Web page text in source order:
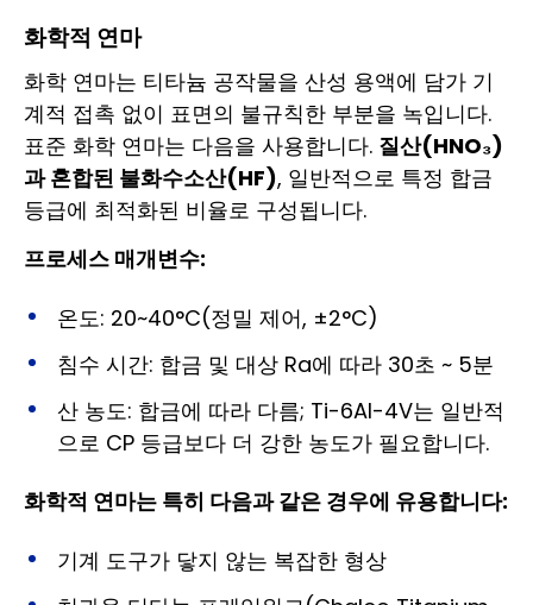
화학적 연마
화학 연마는 티타늄 공작물을 산성 용액에 담가 기
계적 접촉 없이 표면의 불규칙한 부분을 녹입니다.
표준 화학 연마는 다음을 사용합니다. 질산(HNO₃)
과 혼합된 불화수소산(HF), 일반적으로 특정 합금
등급에 최적화된 비율로 구성됩니다.
프로세스 매개변수:
온도: 20~40°C(정밀 제어, ±2°C)
침수 시간: 합금 및 대상 Ra에 따라 30초 ~ 5분
산 농도: 합금에 따라 다름; Ti-6Al-4V는 일반적
으로 CP 등급보다 더 강한 농도가 필요합니다.
화학적 연마는 특히 다음과 같은 경우에 유용합니다:
기계 도구가 닿지 않는 복잡한 형상